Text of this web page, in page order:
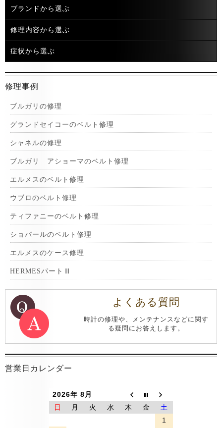
ブランドから選ぶ
修理内容から選ぶ
症状から選ぶ
修理事例
ブルガリの修理
グランドセイコーのベルト修理
シャネルの修理
ブルガリ アショーマのベルト修理
エルメスのベルト修理
ウブロのベルト修理
ティファニーのベルト修理
ショパールのベルト修理
エルメスのケース修理
HERMESパートⅢ
よくある質問
時計の修理や、メンテナンスなどに関す
る疑問にお答えします。
営業日カレンダー
2026年 8月
日
月 火 水 木 金
土
1